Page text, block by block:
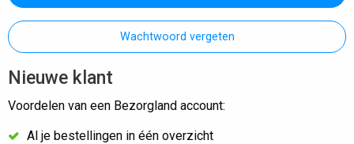
Wachtwoord vergeten
Nieuwe klant
Voordelen van een Bezorgland account:
Al je bestellingen in één overzicht